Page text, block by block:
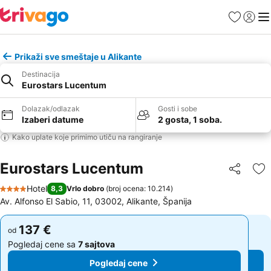
FavoritiPrijavi
Prikaži sve smeštaje u Alikante
Destinacija
Eurostars Lucentum
Dolazak/odlazak
Izaberi datume
Gosti i sobe
2 gosta, 1 soba.
Kako uplate koje primimo utiču na rangiranje
Eurostars Lucentum Deli
4 Zvezdice
Hotel 8,3 Vrlo dobro (broj ocena: 10.214)
Av. Alfonso El Sabio, 11, 03002, Alikante, Španija
od 137 €
Pogledaj cene sa 7 sajtova
Pogledaj cene
od 137 €
Pogledaj cene sa 7 sajtova
Pogledaj cene